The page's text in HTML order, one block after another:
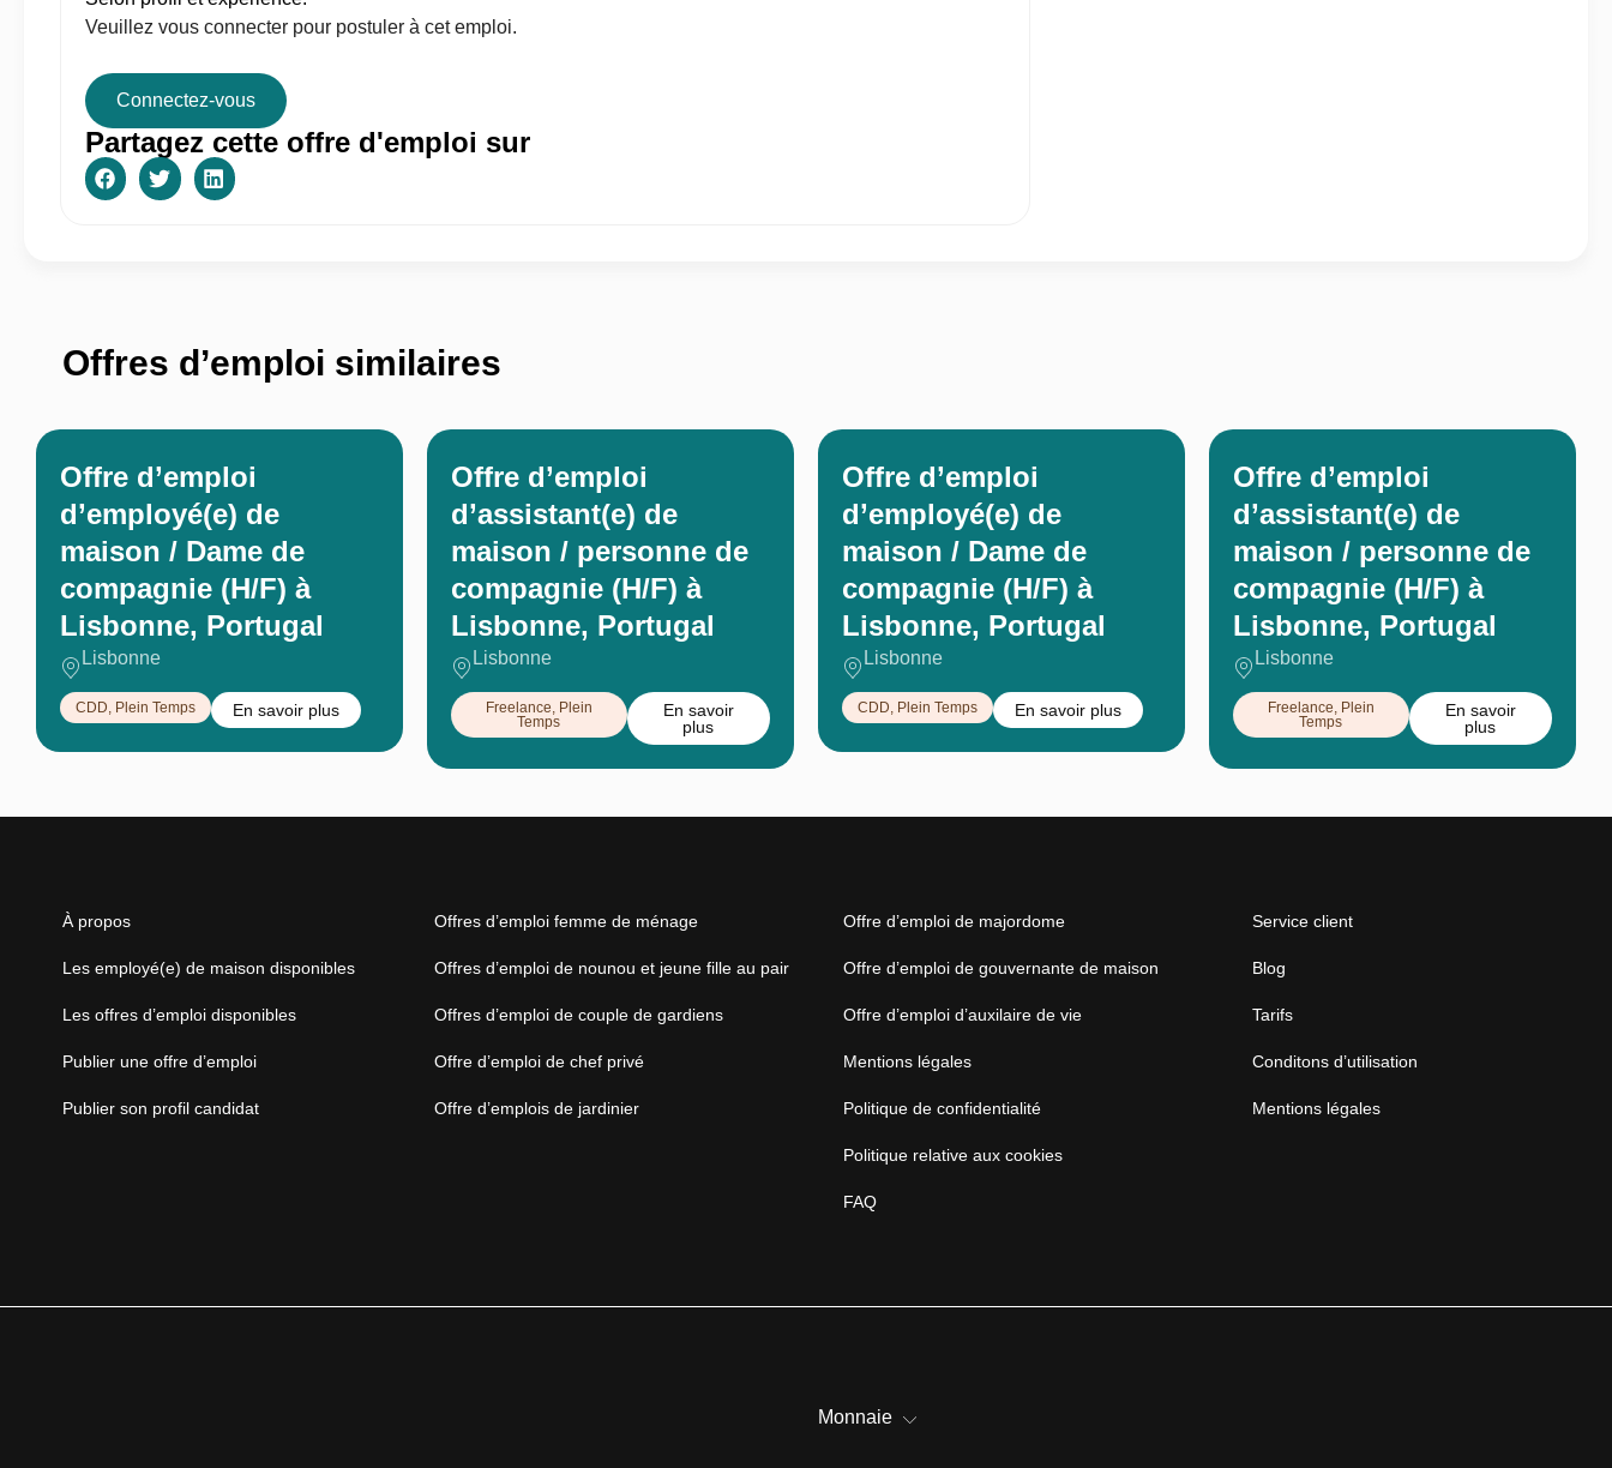
Veuillez vous connecter pour postuler à cet emploi.
Connectez-vous
Partagez cette offre d'emploi sur
Offres d’emploi similaires
Offre d’emploi
d’employé(e) de
maison / Dame de
compagnie (H/F) à
Lisbonne, Portugal
Lisbonne
CDD, Plein Temps En savoir plus
Offre d’emploi
d’assistant(e) de
maison / personne de
compagnie (H/F) à
Lisbonne, Portugal
Lisbonne
Freelance, Plein
Temps
En savoir
plus
Offre d’emploi
d’employé(e) de
maison / Dame de
compagnie (H/F) à
Lisbonne, Portugal
Lisbonne
CDD, Plein Temps En savoir plus
Offre d’emploi
d’assistant(e) de
maison / personne de
compagnie (H/F) à
Lisbonne, Portugal
Lisbonne
Freelance, Plein
Temps
En savoir
plus
À propos
Les employé(e) de maison disponibles
Les offres d’emploi disponibles
Publier une offre d’emploi
Publier son profil candidat
Offres d’emploi femme de ménage
Offres d’emploi de nounou et jeune fille au pair
Offres d’emploi de couple de gardiens
Offre d’emploi de chef privé
Offre d’emplois de jardinier
Offre d’emploi de majordome
Offre d’emploi de gouvernante de maison
Offre d’emploi d’auxilaire de vie
Mentions légales
Politique de confidentialité
Politique relative aux cookies
FAQ
Service client
Blog
Tarifs
Conditons d’utilisation
Mentions légales
Monnaie